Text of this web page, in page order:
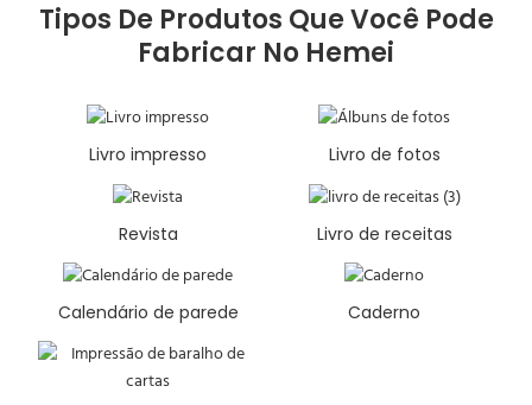
Tipos De Produtos Que Você Pode
Fabricar No Hemei
Livro impresso Livro de fotos
Revista Livro de receitas
Calendário de parede Caderno